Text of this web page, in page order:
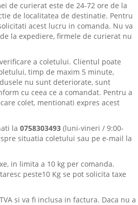
de curierat este de 24-72 ore de la
de localitatea de destinatie. Pentru
acest lucru in comanda. Nu va
la expediere, firmele de curierat nu
a coletului. Clientul poate
timp de maxim 5 minute,
nu sunt deteriorate, sunt
cu ceea ce a comandat. Pentru a
colet, mentionati expres acest
la 0758303493 (luni-vineri / 9:00-
situatia coletului sau pe e-mail la
in limita a 10 kg per comanda.
peste10 Kg se pot solicita taxe
si va fi inclusa in factura. Daca nu a